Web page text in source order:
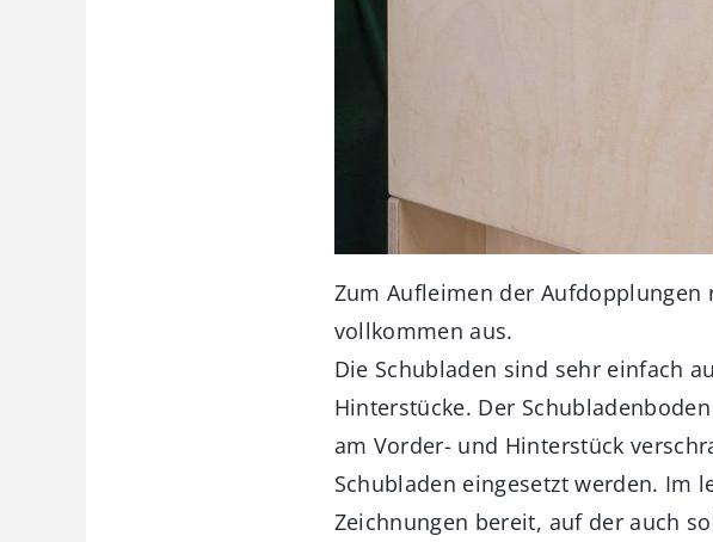
Zum Aufleimen der
vollkommen aus.
Die Schubladen sind sehr einfach
Hinterstücke. Der
am Vorder- und Hinterstück
Schubladen eingesetzt werden. Im
Zeichnungen bereit, auf der auch